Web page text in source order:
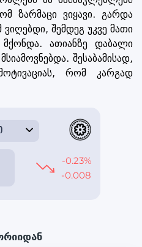
ზარმაცი ვიყავი. გარდა
შემდეგ უკვე მათი
მქონდა. ათიანზე დაბალი
შესაბამისად,
რომ კარგად